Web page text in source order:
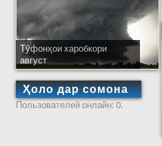
Тӯфонҳои харобкори
август
Ҳоло дар сомона
Пользователей онлайн: 0.